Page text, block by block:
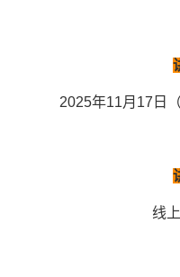
2025年11月17日
线